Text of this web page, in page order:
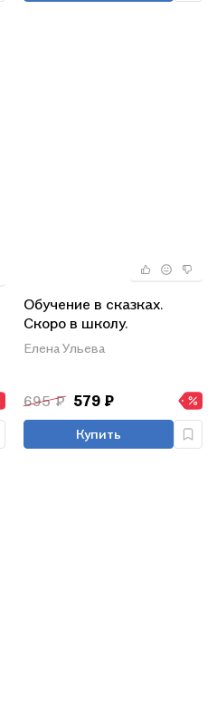
Обучение в сказках.
Скоро в школу.
Многоразовые прописи.
Елена Ульева
695 ₽ 579 ₽
Купить